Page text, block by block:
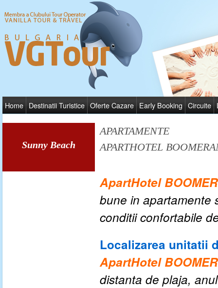
Home Destinatii Turistice Oferte Cazare Early Booking Circuite
Sunny Beach
APARTAMENTE
APARTHOTEL
ApartHotel
bune in apartamente
conditii confortabile
Localizarea unitatii
ApartHotel
distanta de plaja,